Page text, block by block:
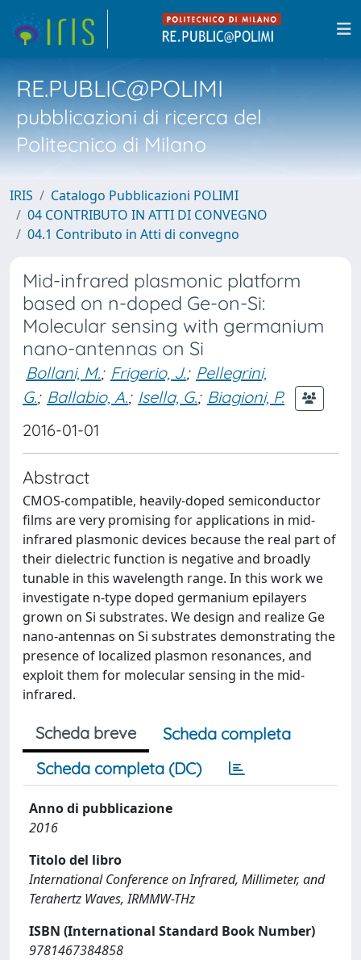
RE.PUBLIC@POLIMI
pubblicazioni di ricerca del
Politecnico di Milano
IRIS
Catalogo Pubblicazioni POLIMI
04 CONTRIBUTO IN ATTI DI CONVEGNO
04.1 Contributo in Atti di convegno
Mid-infrared plasmonic platform
based on n-doped Ge-on-Si:
Molecular sensing with germanium
nano-antennas on Si
Bollani, M.; Frigerio, J.; Pellegrini,
G.; Ballabio, A.; Isella, G.; Biagioni, P.
2016-01-01
Abstract
CMOS-compatible, heavily-doped semiconductor
films are very promising for applications in mid-
infrared plasmonic devices because the real part of
their dielectric function is negative and broadly
tunable in this wavelength range. In this work we
investigate n-type doped germanium epilayers
grown on Si substrates. We design and realize Ge
nano-antennas on Si substrates demonstrating the
presence of localized plasmon resonances, and
exploit them for molecular sensing in the mid-
infrared.
Scheda breve
Scheda completa
Scheda completa (DC)
Anno di pubblicazione
2016
Titolo del libro
International Conference on Infrared, Millimeter, and
Terahertz Waves, IRMMW-THz
ISBN (International Standard Book Number)
9781467384858